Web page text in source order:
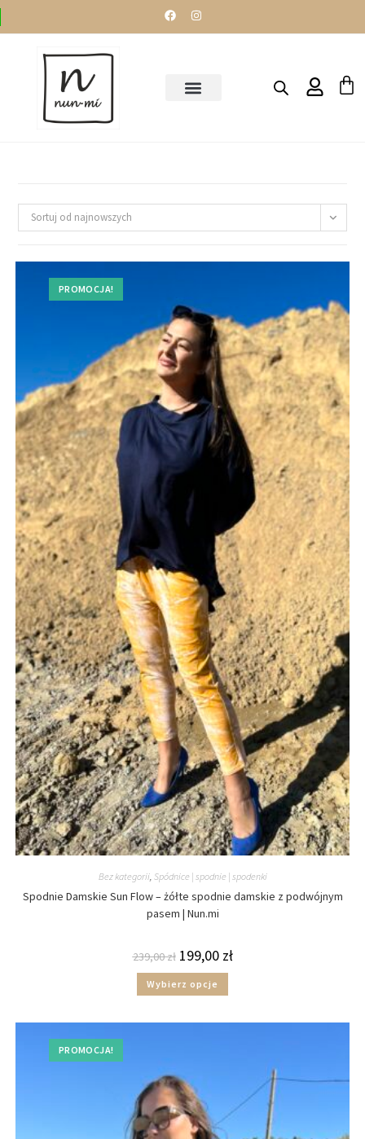
Sortuj od najnowszych
PROMOCJA!
Bez kategorii, Spódnice | spodnie | spodenki
Spodnie Damskie Sun Flow – żółte spodnie damskie z podwójnym
pasem | Nun.mi
239,00zł 199,00 zł
Wybierz opcje
PROMOCJA!